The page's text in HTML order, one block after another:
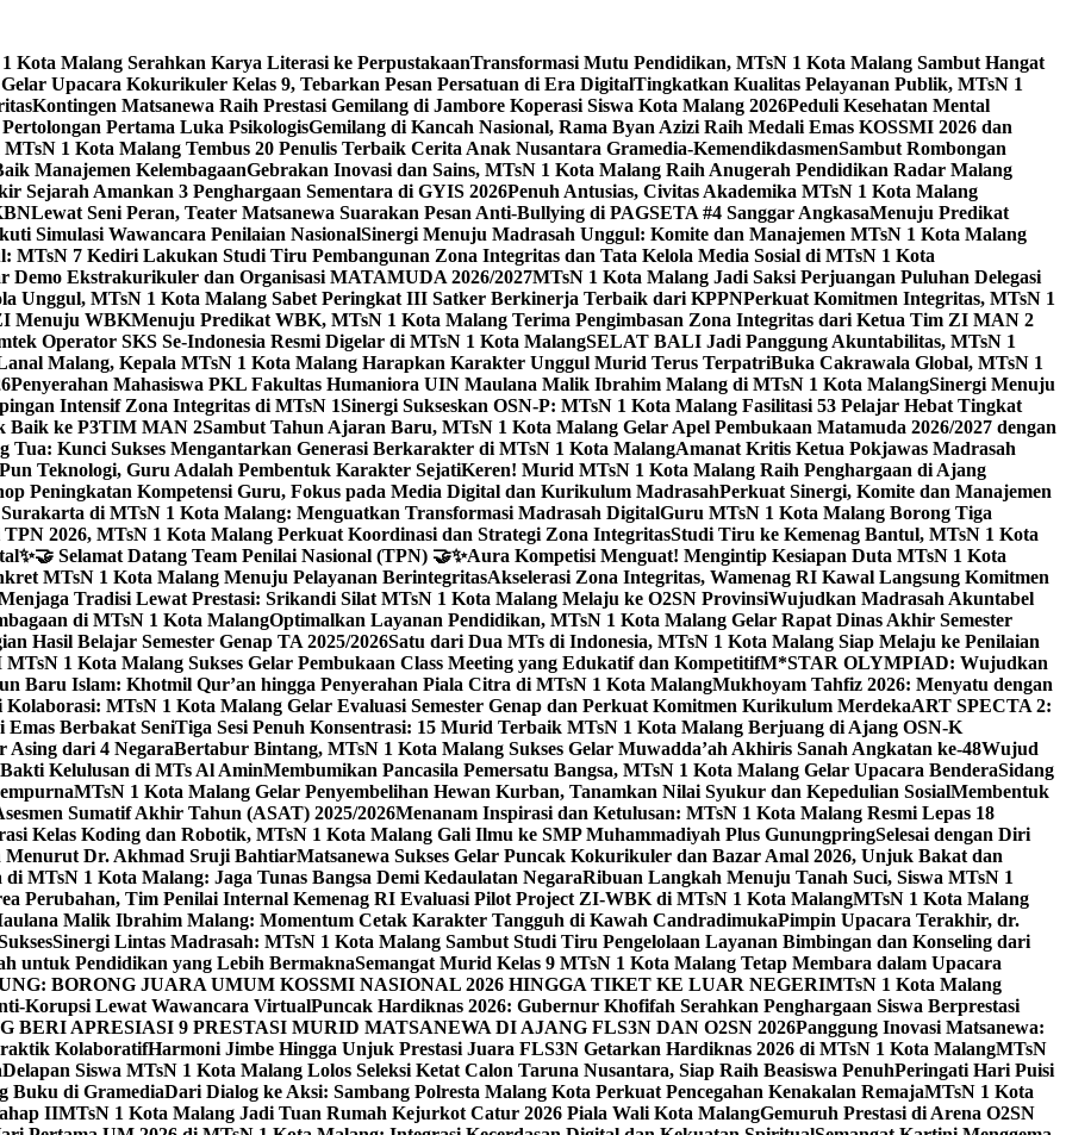
Kota Malang Serahkan Karya Literasi ke PerpustakaanTransformasi Mutu Pendidikan, MTsN 1 Kota Malang Sambut Hangat
Upacara Kokurikuler Kelas 9, Tebarkan Pesan Persatuan di Era DigitalTingkatkan Kualitas Pelayanan Publik, MTsN 1
Kontingen Matsanewa Raih Prestasi Gemilang di Jambore Koperasi Siswa Kota Malang 2026Peduli Kesehatan Mental
Pertama Luka PsikologisGemilang di Kancah Nasional, Rama Byan Azizi Raih Medali Emas KOSSMI 2026 dan
1 Kota Malang Tembus 20 Penulis Terbaik Cerita Anak Nusantara Gramedia-KemendikdasmenSambut Rombongan
Manajemen KelembagaanGebrakan Inovasi dan Sains, MTsN 1 Kota Malang Raih Anugerah Pendidikan Radar Malang
Sejarah Amankan 3 Penghargaan Sementara di GYIS 2026Penuh Antusias, Civitas Akademika MTsN 1 Kota Malang
Lewat Seni Peran, Teater Matsanewa Suarakan Pesan Anti-Bullying di PAGSETA #4 Sanggar AngkasaMenuju Predikat
Simulasi Wawancara Penilaian NasionalSinergi Menuju Madrasah Unggul: Komite dan Manajemen MTsN 1 Kota Malang
MTsN 7 Kediri Lakukan Studi Tiru Pembangunan Zona Integritas dan Tata Kelola Media Sosial di MTsN 1 Kota
Demo Ekstrakurikuler dan Organisasi MATAMUDA 2026/2027MTsN 1 Kota Malang Jadi Saksi Perjuangan Puluhan Delegasi
Unggul, MTsN 1 Kota Malang Sabet Peringkat III Satker Berkinerja Terbaik dari KPPNPerkuat Komitmen Integritas, MTsN 1
Menuju WBKMenuju Predikat WBK, MTsN 1 Kota Malang Terima Pengimbasan Zona Integritas dari Ketua Tim ZI MAN 2
Operator SKS Se-Indonesia Resmi Digelar di MTsN 1 Kota MalangSELAT BALI Jadi Panggung Akuntabilitas, MTsN 1
Malang, Kepala MTsN 1 Kota Malang Harapkan Karakter Unggul Murid Terus TerpatriBuka Cakrawala Global, MTsN 1
Penyerahan Mahasiswa PKL Fakultas Humaniora UIN Maulana Malik Ibrahim Malang di MTsN 1 Kota MalangSinergi Menuju
Intensif Zona Integritas di MTsN 1Sinergi Sukseskan OSN-P: MTsN 1 Kota Malang Fasilitasi 53 Pelajar Hebat Tingkat
Baik ke P3TIM MAN 2Sambut Tahun Ajaran Baru, MTsN 1 Kota Malang Gelar Apel Pembukaan Matamuda 2026/2027 dengan
Tua: Kunci Sukses Mengantarkan Generasi Berkarakter di MTsN 1 Kota MalangAmanat Kritis Ketua Pokjawas Madrasah
Teknologi, Guru Adalah Pembentuk Karakter SejatiKeren! Murid MTsN 1 Kota Malang Raih Penghargaan di Ajang
Peningkatan Kompetensi Guru, Fokus pada Media Digital dan Kurikulum MadrasahPerkuat Sinergi, Komite dan Manajemen
di MTsN 1 Kota Malang: Menguatkan Transformasi Madrasah DigitalGuru MTsN 1 Kota Malang Borong Tiga
TPN 2026, MTsN 1 Kota Malang Perkuat Koordinasi dan Strategi Zona IntegritasStudi Tiru ke Kemenag Bantul, MTsN 1 Kota
✨🤝 Selamat Datang Team Penilai Nasional (TPN) 🤝✨Aura Kompetisi Menguat! Mengintip Kesiapan Duta MTsN 1 Kota
MTsN 1 Kota Malang Menuju Pelayanan BerintegritasAkselerasi Zona Integritas, Wamenag RI Kawal Langsung Komitmen
Tradisi Lewat Prestasi: Srikandi Silat MTsN 1 Kota Malang Melaju ke O2SN ProvinsiWujudkan Madrasah Akuntabel
di MTsN 1 Kota MalangOptimalkan Layanan Pendidikan, MTsN 1 Kota Malang Gelar Rapat Dinas Akhir Semester
Hasil Belajar Semester Genap TA 2025/2026Satu dari Dua MTs di Indonesia, MTsN 1 Kota Malang Siap Melaju ke Penilaian
1 Kota Malang Sukses Gelar Pembukaan Class Meeting yang Edukatif dan KompetitifM*STAR OLYMPIAD: Wujudkan
Baru Islam: Khotmil Qur’an hingga Penyerahan Piala Citra di MTsN 1 Kota MalangMukhoyam Tahfiz 2026: Menyatu dengan
Kolaborasi: MTsN 1 Kota Malang Gelar Evaluasi Semester Genap dan Perkuat Komitmen Kurikulum MerdekaART SPECTA 2:
Berbakat SeniTiga Sesi Penuh Konsentrasi: 15 Murid Terbaik MTsN 1 Kota Malang Berjuang di Ajang OSN-K
Asing dari 4 NegaraBertabur Bintang, MTsN 1 Kota Malang Sukses Gelar Muwadda’ah Akhiris Sanah Angkatan ke-48Wujud
Kelulusan di MTs Al AminMembumikan Pancasila Pemersatu Bangsa, MTsN 1 Kota Malang Gelar Upacara BenderaSidang
MTsN 1 Kota Malang Gelar Penyembelihan Hewan Kurban, Tanamkan Nilai Syukur dan Kepedulian SosialMembentuk
Sumatif Akhir Tahun (ASAT) 2025/2026Menanam Inspirasi dan Ketulusan: MTsN 1 Kota Malang Resmi Lepas 18
Kelas Koding dan Robotik, MTsN 1 Kota Malang Gali Ilmu ke SMP Muhammadiyah Plus GunungpringSelesai dengan Diri
Menurut Dr. Akhmad Sruji BahtiarMatsanewa Sukses Gelar Puncak Kokurikuler dan Bazar Amal 2026, Unjuk Bakat dan
MTsN 1 Kota Malang: Jaga Tunas Bangsa Demi Kedaulatan NegaraRibuan Langkah Menuju Tanah Suci, Siswa MTsN 1
Perubahan, Tim Penilai Internal Kemenag RI Evaluasi Pilot Project ZI-WBK di MTsN 1 Kota MalangMTsN 1 Kota Malang
Malik Ibrahim Malang: Momentum Cetak Karakter Tangguh di Kawah CandradimukaPimpin Upacara Terakhir, dr.
Sinergi Lintas Madrasah: MTsN 1 Kota Malang Sambut Studi Tiru Pengelolaan Layanan Bimbingan dan Konseling dari
untuk Pendidikan yang Lebih BermaknaSemangat Murid Kelas 9 MTsN 1 Kota Malang Tetap Membara dalam Upacara
BORONG JUARA UMUM KOSSMI NASIONAL 2026 HINGGA TIKET KE LUAR NEGERIMTsN 1 Kota Malang
Korupsi Lewat Wawancara VirtualPuncak Hardiknas 2026: Gubernur Khofifah Serahkan Penghargaan Siswa Berprestasi
BERI APRESIASI 9 PRESTASI MURID MATSANEWA DI AJANG FLS3N DAN O2SN 2026Panggung Inovasi Matsanewa:
KolaboratifHarmoni Jimbe Hingga Unjuk Prestasi Juara FLS3N Getarkan Hardiknas 2026 di MTsN 1 Kota MalangMTsN
Delapan Siswa MTsN 1 Kota Malang Lolos Seleksi Ketat Calon Taruna Nusantara, Siap Raih Beasiswa PenuhPeringati Hari Puisi
Buku di GramediaDari Dialog ke Aksi: Sambang Polresta Malang Kota Perkuat Pencegahan Kenakalan RemajaMTsN 1 Kota
IIMTsN 1 Kota Malang Jadi Tuan Rumah Kejurkot Catur 2026 Piala Wali Kota MalangGemuruh Prestasi di Arena O2SN